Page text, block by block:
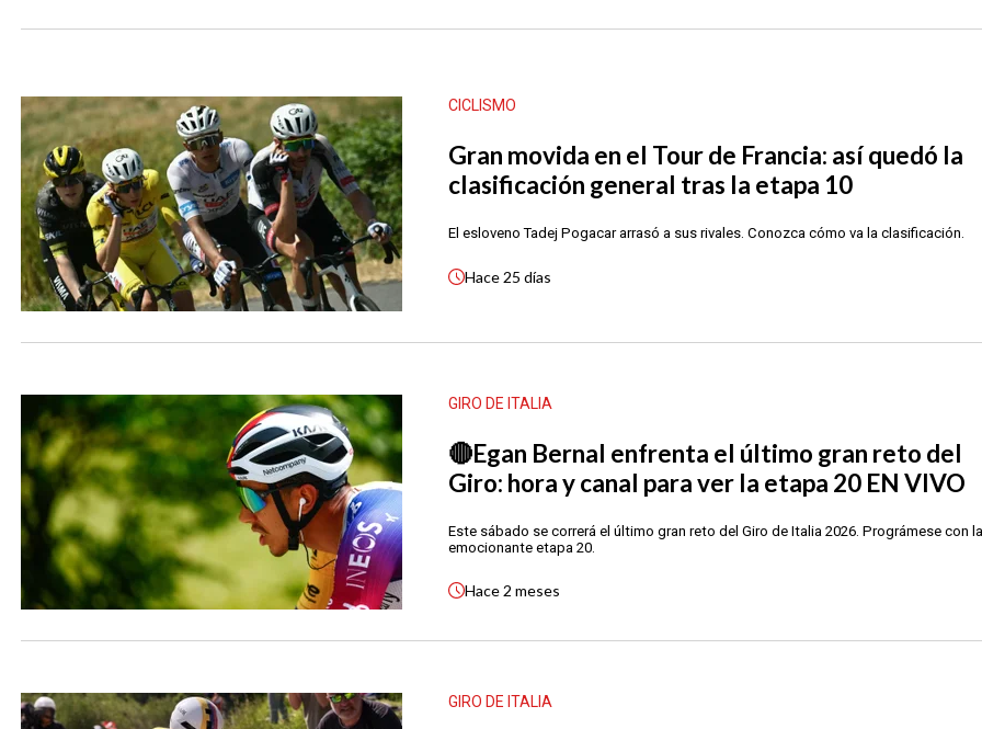
CICLISMO
Gran movida en el Tour de Francia: así quedó la
clasificación general tras la etapa 10
El esloveno Tadej Pogacar arrasó a sus rivales. Conozca cómo va la clasificación.
Hace25 días
GIRO DE ITALIA
🔴Egan Bernal enfrenta el último gran reto del
Giro: hora y canal para ver la etapa 20 EN VIVO
Este sábado se correrá el último gran reto del Giro de Italia 2026. Prográmese con la
emocionante etapa 20.
Hace2 meses
GIRO DE ITALIA